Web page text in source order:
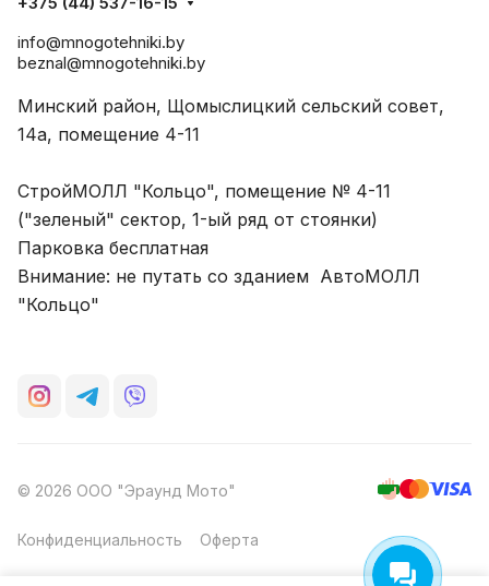
info@mnogotehniki.by
beznal@mnogotehniki.by
Минский район, Щомыслицкий сельский совет,
14а, помещение 4-11
СтройМОЛЛ "Кольцо", помещение № 4-11
("зеленый" сектор, 1-ый ряд от стоянки)
Парковка бесплатная
Внимание: не путать со зданием АвтоМОЛЛ
"Кольцо"
© 2026 ООО "Эраунд Мото"
Конфиденциальность Оферта